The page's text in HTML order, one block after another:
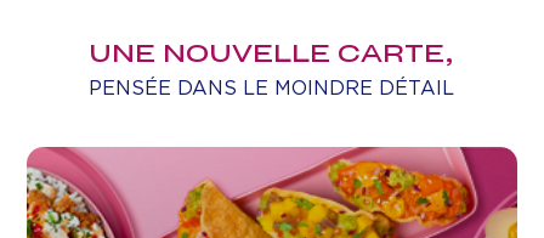
UNE NOUVELLE CARTE,
PENSÉE DANS LE MOINDRE DÉTAIL